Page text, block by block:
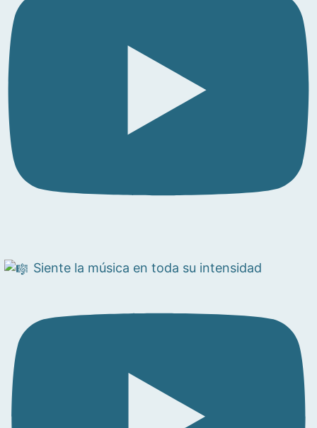
Siente la música en toda su intensidad